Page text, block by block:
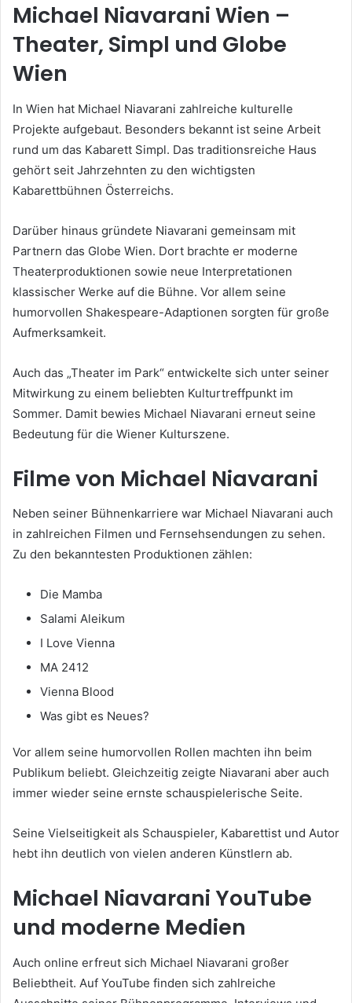
Michael Niavarani Wien –
Theater, Simpl und Globe
Wien
In Wien hat Michael Niavarani zahlreiche kulturelle
Projekte aufgebaut. Besonders bekannt ist seine Arbeit
rund um das Kabarett Simpl. Das traditionsreiche Haus
gehört seit Jahrzehnten zu den wichtigsten
Kabarettbühnen Österreichs.
Darüber hinaus gründete Niavarani gemeinsam mit
Partnern das Globe Wien. Dort brachte er moderne
Theaterproduktionen sowie neue Interpretationen
klassischer Werke auf die Bühne. Vor allem seine
humorvollen Shakespeare-Adaptionen sorgten für große
Aufmerksamkeit.
Auch das „Theater im Park“ entwickelte sich unter seiner
Mitwirkung zu einem beliebten Kulturtreffpunkt im
Sommer. Damit bewies Michael Niavarani erneut seine
Bedeutung für die Wiener Kulturszene.
Filme von Michael Niavarani
Neben seiner Bühnenkarriere war Michael Niavarani auch
in zahlreichen Filmen und Fernsehsendungen zu sehen.
Zu den bekanntesten Produktionen zählen:
Die Mamba
Salami Aleikum
I Love Vienna
MA 2412
Vienna Blood
Was gibt es Neues?
Vor allem seine humorvollen Rollen machten ihn beim
Publikum beliebt. Gleichzeitig zeigte Niavarani aber auch
immer wieder seine ernste schauspielerische Seite.
Seine Vielseitigkeit als Schauspieler, Kabarettist und Autor
hebt ihn deutlich von vielen anderen Künstlern ab.
Michael Niavarani YouTube
und moderne Medien
Auch online erfreut sich Michael Niavarani großer
Beliebtheit. Auf YouTube finden sich zahlreiche